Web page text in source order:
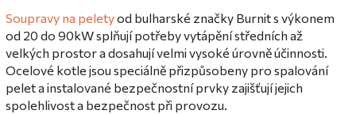
Soupravy na peletyod bulharské značky Burnit s výkonem
od 20 do 90kW splňují potřeby vytápění středních až
velkých prostor a dosahují velmi vysoké úrovně účinnosti.
Ocelové kotle jsou speciálně přizpůsobeny pro spalování
pelet a instalované bezpečnostní prvky zajišťují jejich
spolehlivost a bezpečnost při provozu.